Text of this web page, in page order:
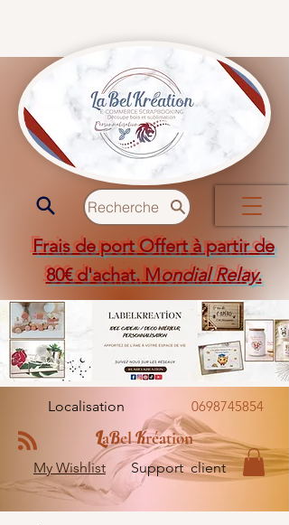
Recherche
Frais de port Offert à partir de
80€ d'achat. Mondial Relay.
Localisation 0698745854
LaBelKréation
My Wishlist Support client